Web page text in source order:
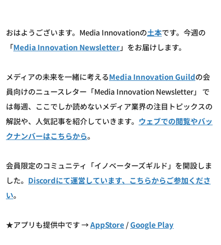
おはようございます。Media Innovationの土本です。今週の
「Media Innovation Newsletter」をお届けします。
メディアの未来を一緒に考えるMedia Innovation Guildの会
員向けのニュースレター「Media Innovation Newsletter」 で
は毎週、ここでしか読めないメディア業界の注目トピックスの
解説や、人気記事を紹介していきます。 ウェブでの閲覧やバッ
クナンバーはこちらから。
会員限定のコミュニティ「イノベーターズギルド」を開設しま
した。 Discordにて運営しています、こちらからご参加くださ
い。
★アプリも提供中です →AppStore /Google Play